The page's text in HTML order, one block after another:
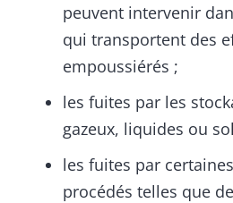
peuvent intervenir
qui transportent des
empoussiérés ;
les fuites par les
gazeux, liquides ou
les fuites par
procédés telles que